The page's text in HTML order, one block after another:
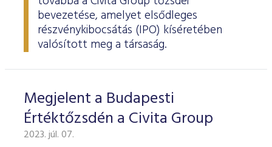
bevezetése, amelyet elsődleges
részvénykibocsátás (IPO) kíséretében
valósított meg a társaság.
Megjelent a Budapesti
Értéktőzsdén a Civita Group
2023. júl. 07.